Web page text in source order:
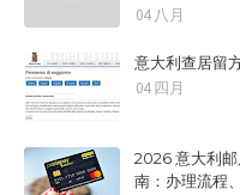
04 八月
意大利查居留
04 四月
2026 意大利
南：办理流程